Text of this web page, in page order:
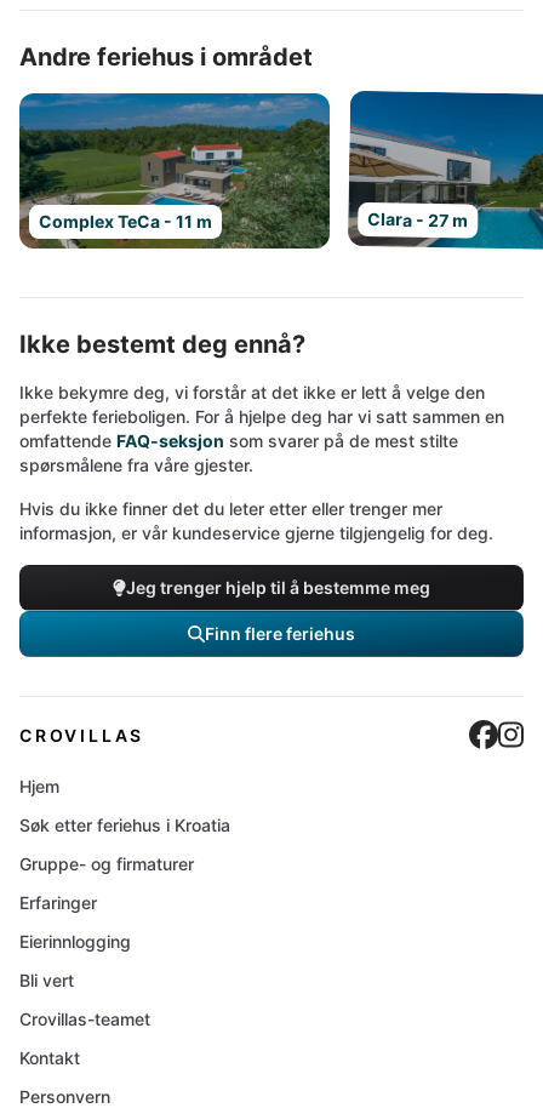
Andre feriehus i området
Complex TeCa - 11 m Clara - 27 m
Ikke bestemt deg ennå?
Ikke bekymre deg, vi forstår at det ikke er lett å velge den
perfekte ferieboligen. For å hjelpe deg har vi satt sammen en
omfattende FAQ-seksjon som svarer på de mest stilte
spørsmålene fra våre gjester.
Hvis du ikke finner det du leter etter eller trenger mer
informasjon, er vår kundeservice gjerne tilgjengelig for deg.
Jeg trenger hjelp til å bestemme meg
Finn flere feriehus
CROVILLAS
Hjem
Søk etter feriehus i Kroatia
Gruppe- og firmaturer
Erfaringer
Eierinnlogging
Bli vert
Crovillas-teamet
Kontakt
Personvern